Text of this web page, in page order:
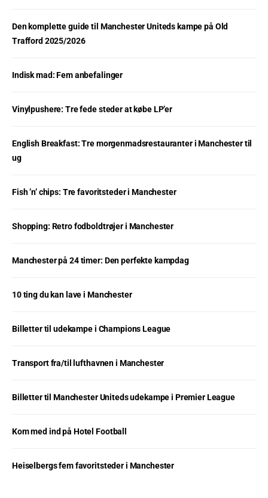
Den komplette guide til Manchester Uniteds kampe på Old
Trafford 2025/2026
Indisk mad: Fem anbefalinger
Vinylpushere: Tre fede steder at købe LP’er
English Breakfast: Tre morgenmadsrestauranter i Manchester til
ug
Fish ’n’ chips: Tre favoritsteder i Manchester
Shopping: Retro fodboldtrøjer i Manchester
Manchester på 24 timer: Den perfekte kampdag
10 ting du kan lave i Manchester
Billetter til udekampe i Champions League
Transport fra/til lufthavnen i Manchester
Billetter til Manchester Uniteds udekampe i Premier League
Kom med ind på Hotel Football
Heiselbergs fem favoritsteder i Manchester